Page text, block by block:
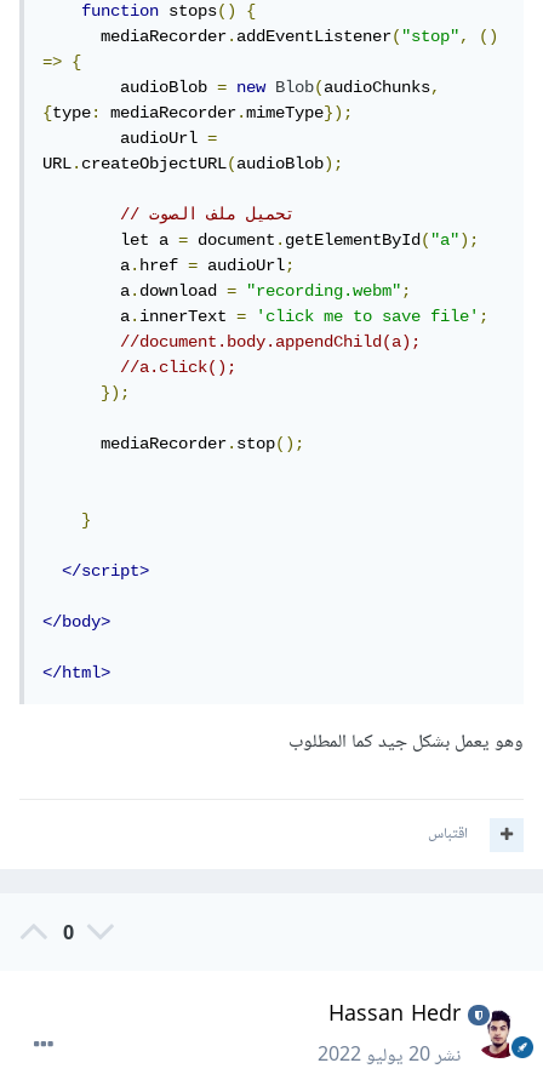
function stops()
{
      mediaRecorder
.addEventListener("stop",
()
=>
{
        audioBlob
= new Blob(audioChunks,
{type: mediaRecorder.mimeType});
        audioUrl
=
URL.createObjectURL(audioBlob);
// تحميل ملف الصوت
        let a
= document.getElementById("a");
        a
.href = audioUrl;
        a
.download = "recording.webm";
        a
.innerText = 'click me to save file';
//document.body.appendChild(a);
//a.click();
});
      mediaRecorder
.stop();
}
</script>
</body>
</html>
وهو يعمل بشكل جيد كما المطلوب
اقتباس
0
Hassan Hedr
نشر20 يوليو 2022